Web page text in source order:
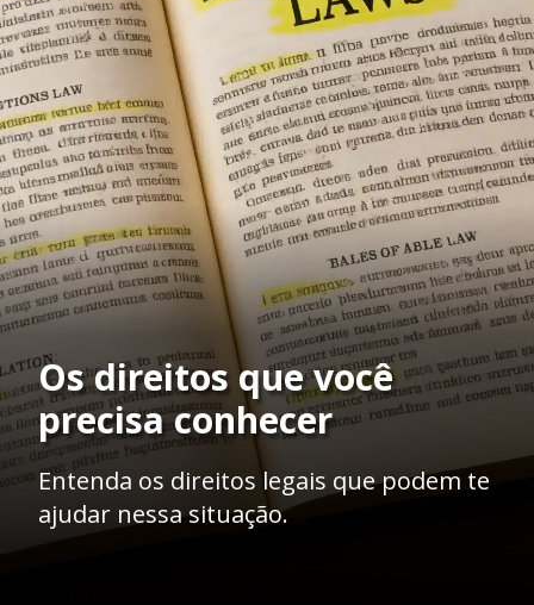
Os direitos que você
precisa conhecer
Entenda os direitos legais que podem te
ajudar nessa situação.